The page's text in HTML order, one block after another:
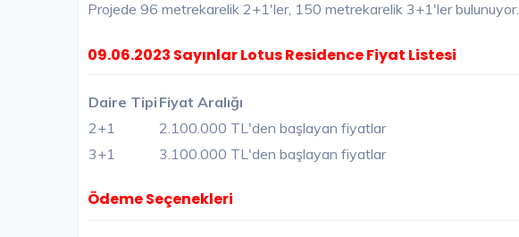
Projede 96 metrekarelik 2+1'ler, 150 metrekarelik 3+1'ler bulunuyor.
09.06.2023 Sayınlar Lotus Residence Fiyat Listesi
Daire Tipi Fiyat Aralığı
2+1
2.100.000 TL'den başlayan fiyatlar
3+1
3.100.000 TL'den başlayan fiyatlar
Ödeme Seçenekleri